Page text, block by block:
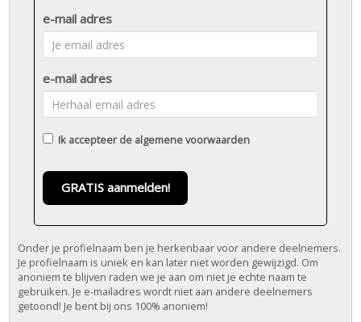
e-mail adres
e-mail adres
Ik accepteer de algemene voorwaarden
GRATIS aanmelden!
Onder je profielnaam ben je herkenbaar voor andere deelnemers.
Je profielnaam is uniek en kan later niet worden gewijzigd. Om
anoniem te blijven raden we je aan om niet je echte naam te
gebruiken. Je e-mailadres wordt niet aan andere deelnemers
getoond! Je bent bij ons 100% anoniem!